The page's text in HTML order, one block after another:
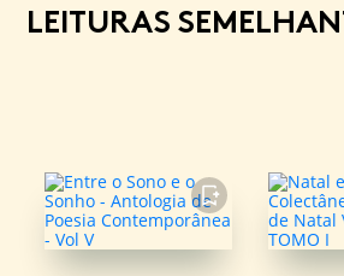
LEITURAS
FAVORITO